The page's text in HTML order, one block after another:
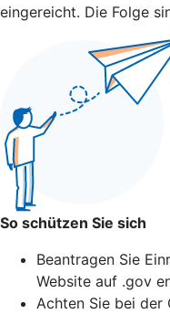
eingereicht. Die Folge
So schützen Sie sich
Beantragen Sie
Website auf .gov
Achten Sie bei der